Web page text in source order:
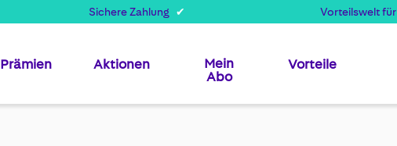
Sichere Zahlung Vorteilswelt
Prämien Aktionen
Mein
Abo
Vorteile